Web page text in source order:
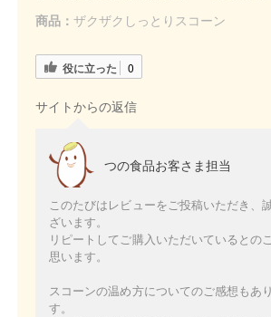
商品： ザクザクしっとりスコーン
役に立った 0
サイトからの返信
つの食品お客さま担当
このたびはレビューをご投稿いただき、
ざいます。
リピートしてご購入いただいているとの
思います。
スコーンの温め方についてのご感想もあ
す。